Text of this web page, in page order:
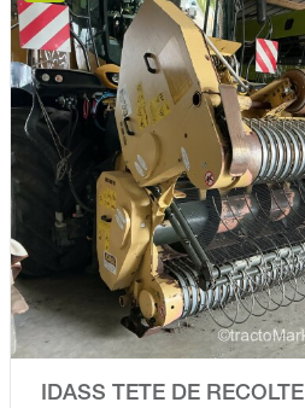
IDASS TETE DE RECOLTE